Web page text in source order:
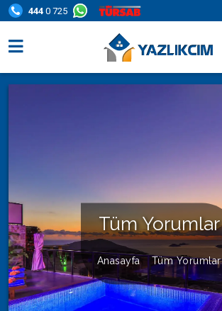
444 0 725
Villa Seçenekleri
Blog
İletişim Tüm Yorumlar
Anasayfa Tüm Yorumlar